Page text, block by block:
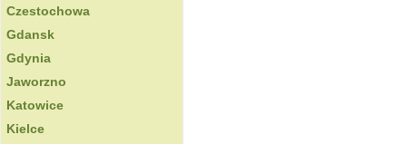
Czestochowa
Gdansk
Gdynia
Jaworzno
Katowice
Kielce